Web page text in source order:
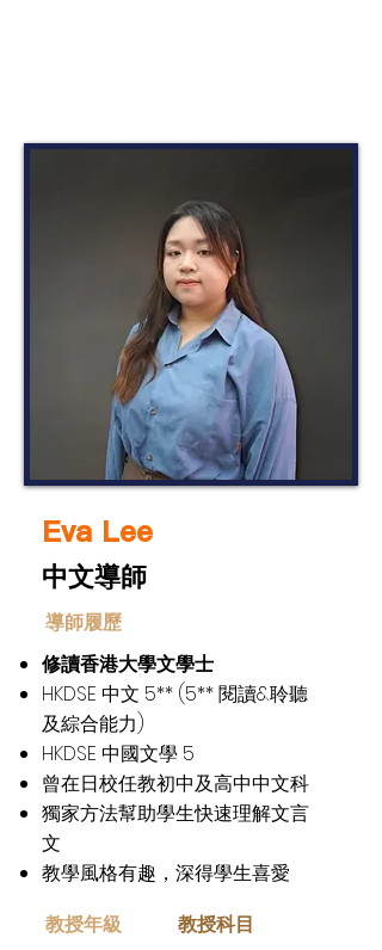
Eva Lee
中文導師
​導師履歷
修讀香港大學文學士
HKDSE 中文 5** (5** 閱讀&聆聽
及綜合能力)
HKDSE 中國文學 5
曾在日校任教初中及高中中文科
獨家方法幫助學生快速理解文言
文
教學風格有趣，深得學生喜愛
​教授年級 教授科目